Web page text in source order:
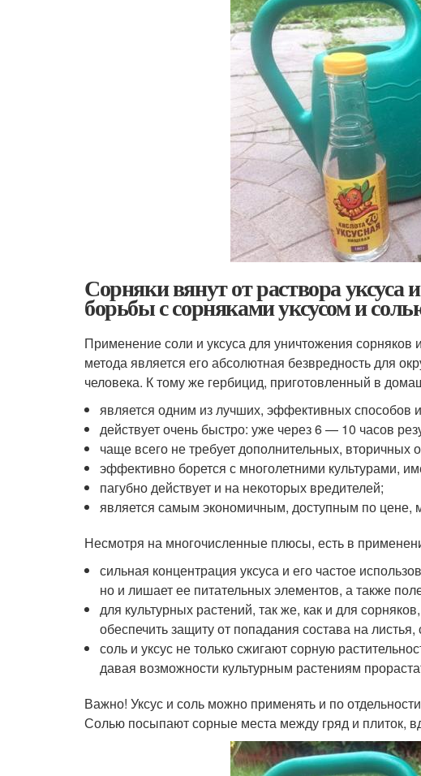
Сорняки вянут от раствора
борьбы с сорняками уксусом и
Применение соли и уксуса для уничтожения
метода является его абсолютная безвредность для
человека. К тому же гербицид, приготовленный в
является одним из лучших, эффективных способов
действует очень быстро: уже через 6 — 10 часов
чаще всего не требует дополнительных, вторичных
эффективно борется с многолетними культурами,
пагубно действует и на некоторых вредителей;
является самым экономичным, доступным по цене,
Несмотря на многочисленные плюсы, есть в
сильная концентрация уксуса и его частое
но и лишает ее питательных элементов, а также
для культурных растений, так же, как и для
обеспечить защиту от попадания состава на
соль и уксус не только сжигают сорную
давая возможности культурным растениям
Важно! Уксус и соль можно применять и по
Солью посыпают сорные места между гряд и плиток,